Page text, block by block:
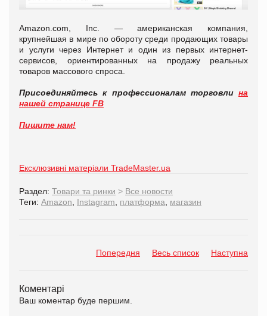
Amazon.com, Inc. — американская компания,
крупнейшая в мире по обороту среди продающих товары
и услуги через Интернет и один из первых интернет-
сервисов, ориентированных на продажу реальных
товаров массового спроса.
Присоединяйтесь к профессионалам торговли на
нашей странице FB
Пишите нам!
Ексклюзивні матеріали TradeMaster.ua
Раздел: Товари та ринки > Все новости
Теги: Amazon Instagram платформа магазин
Попередня Весь список Наступна
Коментарі
Ваш коментар буде першим.